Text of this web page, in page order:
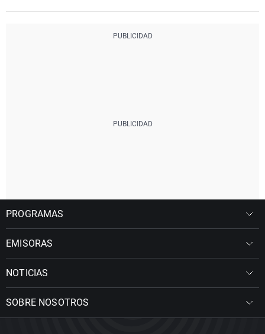
PROGRAMAS
EMISORAS
NOTICIAS
SOBRE NOSOTROS